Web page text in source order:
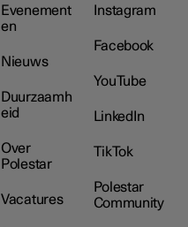
Evenement
en
Nieuws
Duurzaamh
eid
Over
Polestar
Vacatures
Instagram
Facebook
YouTube
LinkedIn
TikTok
Polestar
Community